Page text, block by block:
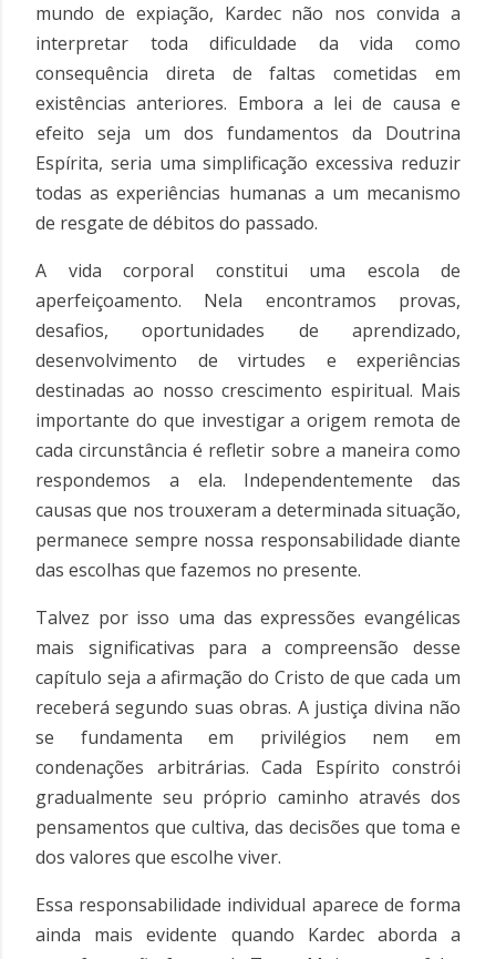
mundo de expiação, Kardec não nos convida a
interpretar toda dificuldade da vida como
consequência direta de faltas cometidas em
existências anteriores. Embora a lei de causa e
efeito seja um dos fundamentos da Doutrina
Espírita, seria uma simplificação excessiva reduzir
todas as experiências humanas a um mecanismo
de resgate de débitos do passado.
A vida corporal constitui uma escola de
aperfeiçoamento. Nela encontramos provas,
desafios, oportunidades de aprendizado,
desenvolvimento de virtudes e experiências
destinadas ao nosso crescimento espiritual. Mais
importante do que investigar a origem remota de
cada circunstância é refletir sobre a maneira como
respondemos a ela. Independentemente das
causas que nos trouxeram a determinada situação,
permanece sempre nossa responsabilidade diante
das escolhas que fazemos no presente.
Talvez por isso uma das expressões evangélicas
mais significativas para a compreensão desse
capítulo seja a afirmação do Cristo de que cada um
receberá segundo suas obras. A justiça divina não
se fundamenta em privilégios nem em
condenações arbitrárias. Cada Espírito constrói
gradualmente seu próprio caminho através dos
pensamentos que cultiva, das decisões que toma e
dos valores que escolhe viver.
Essa responsabilidade individual aparece de forma
ainda mais evidente quando Kardec aborda a